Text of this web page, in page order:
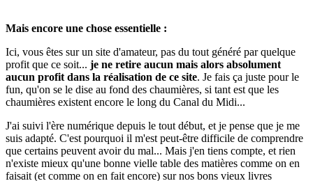
Mais encore une chose essentielle :
Ici, vous êtes sur un site d'amateur, pas du tout généré par quelque
profit que ce soit... je ne retire aucun mais alors absolument
aucun profit dans la réalisation de ce site. Je fais ça juste pour le
fun, qu'on se le dise au fond des chaumières, si tant est que les
chaumières existent encore le long du Canal du Midi...
J'ai suivi l'ère numérique depuis le tout début, et je pense que je me
suis adapté. C'est pourquoi il m'est peut-être difficile de comprendre
que certains peuvent avoir du mal... Mais j'en tiens compte, et rien
n'existe mieux qu'une bonne vielle table des matières comme on en
faisait (et comme on en fait encore) sur nos bons vieux livres